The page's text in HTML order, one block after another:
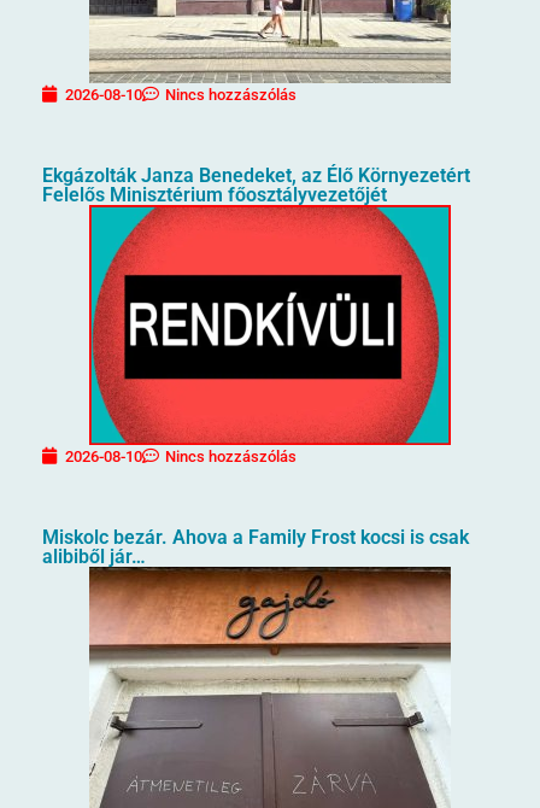
2026-08-10 Nincs hozzászólás
Ekgázolták Janza Benedeket, az Élő Környezetért
Felelős Minisztérium főosztályvezetőjét
2026-08-10 Nincs hozzászólás
Miskolc bezár. Ahova a Family Frost kocsi is csak
alibiből jár…